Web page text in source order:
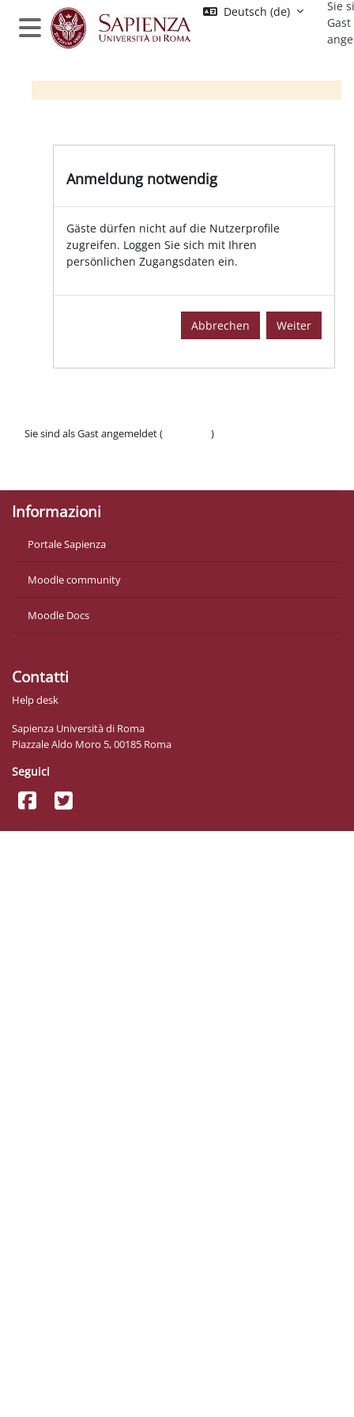
Zum Hauptinhalt
Website-Übersicht
Deutsch ‎(de)‎
Sie
Gast
Anmeldung notwendig
Gäste dürfen nicht auf die Nutzerprofile
zugreifen. Loggen Sie sich mit Ihren
persönlichen Zugangsdaten ein.
Abbrechen Weiter
Sie sind als Gast angemeldet (
)
Informazioni
Portale Sapienza
Moodle community
Moodle Docs
Contatti
Help desk
Sapienza Università di Roma
Piazzale Aldo Moro 5, 00185 Roma
Seguici